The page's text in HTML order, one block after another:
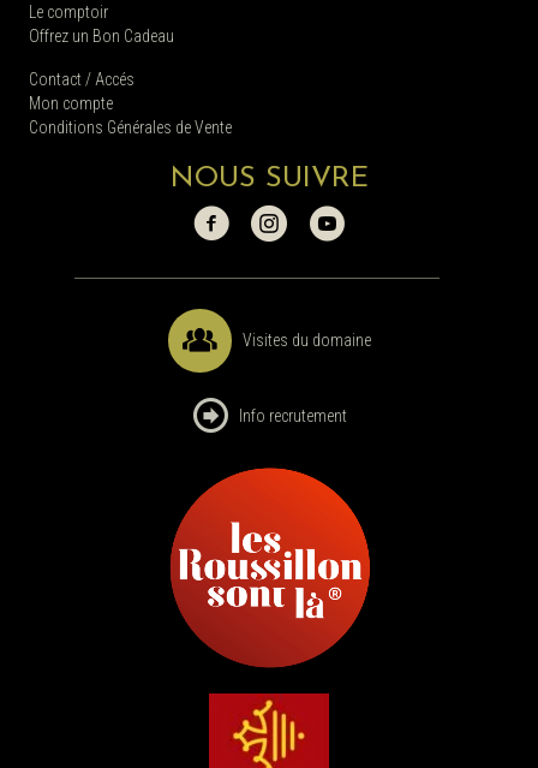
Le comptoir
Offrez un Bon Cadeau
Contact / Accés
Mon compte
Conditions Générales de Vente
NOUS SUIVRE
Visites du domaine
Info recrutement